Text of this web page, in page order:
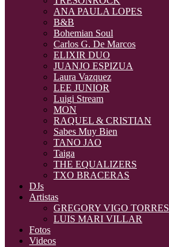
ANA PAULA LOPES
B&B
Bohemian Soul
Carlos G. De Marcos
ELIXIR DUO
JUANJO ESPIZUA
Laura Vazquez
LEE JUNIOR
Luigi Stream
MON
RAQUEL & CRISTIAN
Sabes Muy Bien
TANO JAO
Taiga
THE EQUALIZERS
TXO BRACERAS
DJs
Artistas
GREGORY VIGO TORRES
LUIS MARI VILLAR
Fotos
Videos